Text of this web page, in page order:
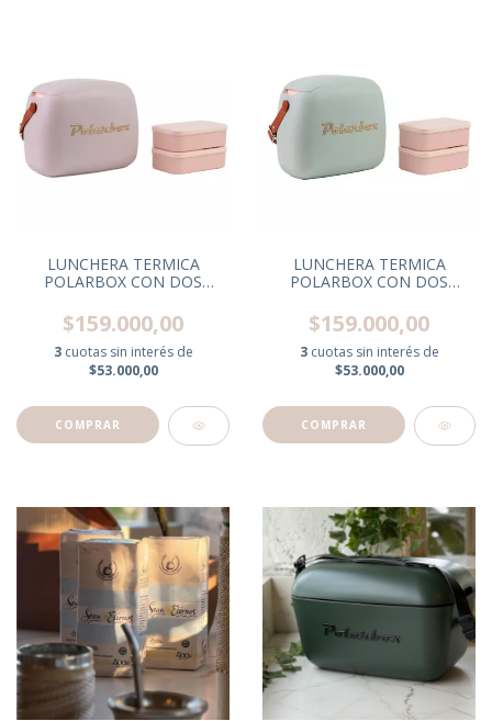
LUNCHERA TERMICA
POLARBOX CON DOS
MARRON
$159.000,00
3 cuotas sin interés de
$53.000,00
LUNCHERA TERMICA
POLARBOX CON DOS
C/CORREA MARRON
$159.000,00
3 cuotas sin interés de
$53.000,00